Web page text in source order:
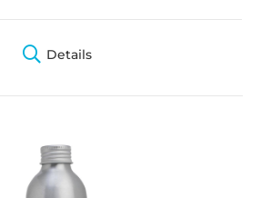
Details